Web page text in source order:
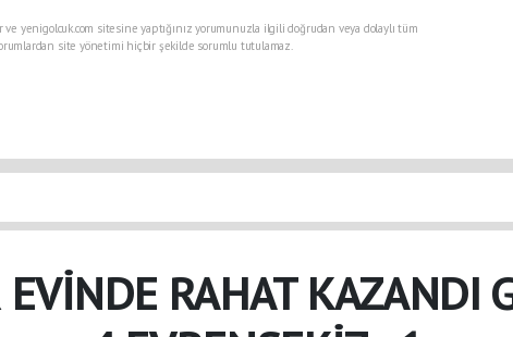
ve yenigolcuk.com sitesine yaptığınız yorumunuzla ilgili doğrudan veya dolaylı tüm
site yönetimi hiçbir şekilde sorumlu tutulamaz.
EVİNDE RAHAT KAZANDI